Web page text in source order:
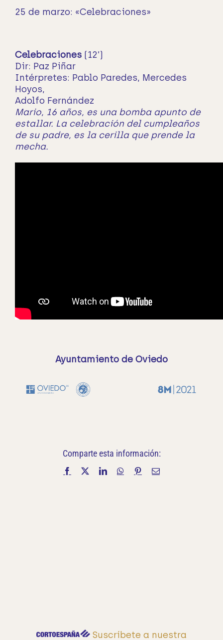
25 de marzo: «Celebraciones»
Celebraciones (12’)
Dir: Paz Piñar
Intérpretes: Pablo Paredes, Mercedes
Hoyos,
Adolfo Fernández
Mario, 16 años, es una bomba apunto de
estallar. La celebración del cumpleaños
de su padre, es la cerilla que prende la
mecha.
Ayuntamiento de Oviedo
Comparte esta información:
Facebook LinkedInWhatsApp
PinterestCorreo
Suscríbete a nuestra